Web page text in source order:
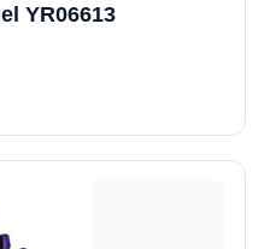
YR06613